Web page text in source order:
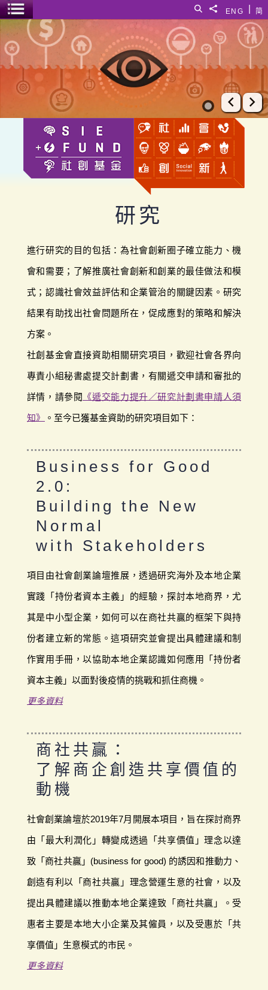
简
ENG
分享給
搜尋
選單開關
研究
上一張
下
研究
進行研究的目的包括：為社會創新圈子確立能力、機
會和需要；了解推廣社會創新和創業的最佳做法和模
式；認識社會效益評估和企業管治的關鍵因素。研究
結果有助找出社會問題所在，促成應對的策略和解決
方案。
社創基金會直接資助相關研究項目，歡迎社會各界向
專責小組秘書處提交計劃書，有關遞交申請和審批的
詳情，請參閱 《遞交能力提升／研究計劃書申請人須
知》 。至今已獲基金資助的研究項目如下：
Business for Good
2.0:
Building the New
Normal
with Stakeholders
項目由社會創業論壇推展，透過研究海外及本地企業
實踐「持份者資本主義」的經驗，探討本地商界，尤
其是中小型企業，如何可以在商社共贏的框架下與持
份者建立新的常態。這項研究並會提出具體建議和制
作實用手冊，以協助本地企業認識如何應用「持份者
資本主義」以面對後疫情的挑戰和抓住商機。
更多資料
商社共贏：
了解商企創造共享價值的
動機
社會創業論壇於2019年7月開展本項目，旨在探討商界
由「最大利潤化」轉變成透過「共享價值」理念以達
致「商社共贏」(business for good) 的誘因和推動力、
創造有利以「商社共贏」理念營運生意的社會，以及
提出具體建議以推動本地企業達致「商社共贏」。受
惠者主要是本地大小企業及其僱員，以及受惠於「共
享價值」生意模式的市民。
更多資料